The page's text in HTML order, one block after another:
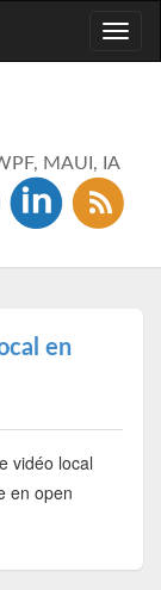
MAUI, IA
en
vidéo local
en open